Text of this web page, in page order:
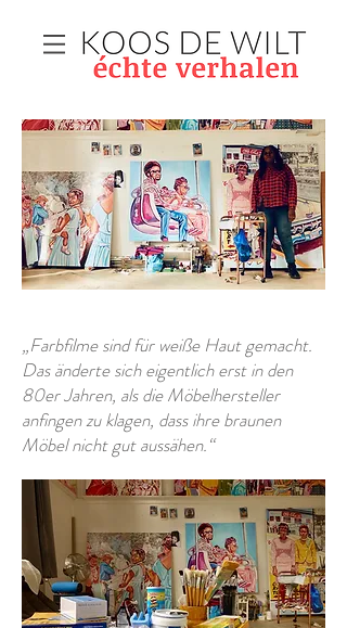
„Farbfilme sind für weiße Haut gemacht.
Das änderte sich eigentlich erst in den
80er Jahren, als die Möbelhersteller
anfingen zu klagen, dass ihre braunen
Möbel nicht gut aussähen.“